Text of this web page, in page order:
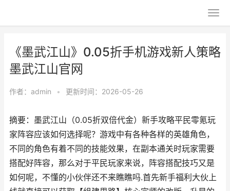
《墨武江山》0.05折手机游戏新人策略
墨武江山官网
作者： admin • 更新时间：2026-05-26
摘要：墨武江山（0.05折双倍代金）新手攻略平民零氪玩
家阵容应该如何选择呢？游戏中有各种各样的英雄角色，
不同的角色有着不同的技能效果，在副本通关时玩家需要
搭配好阵容，那么对于平民玩家来说，阵容搭配技巧又是
如何呢，不懂的小伙伴还不来瞧瞧吗.首先新手福利大伙上